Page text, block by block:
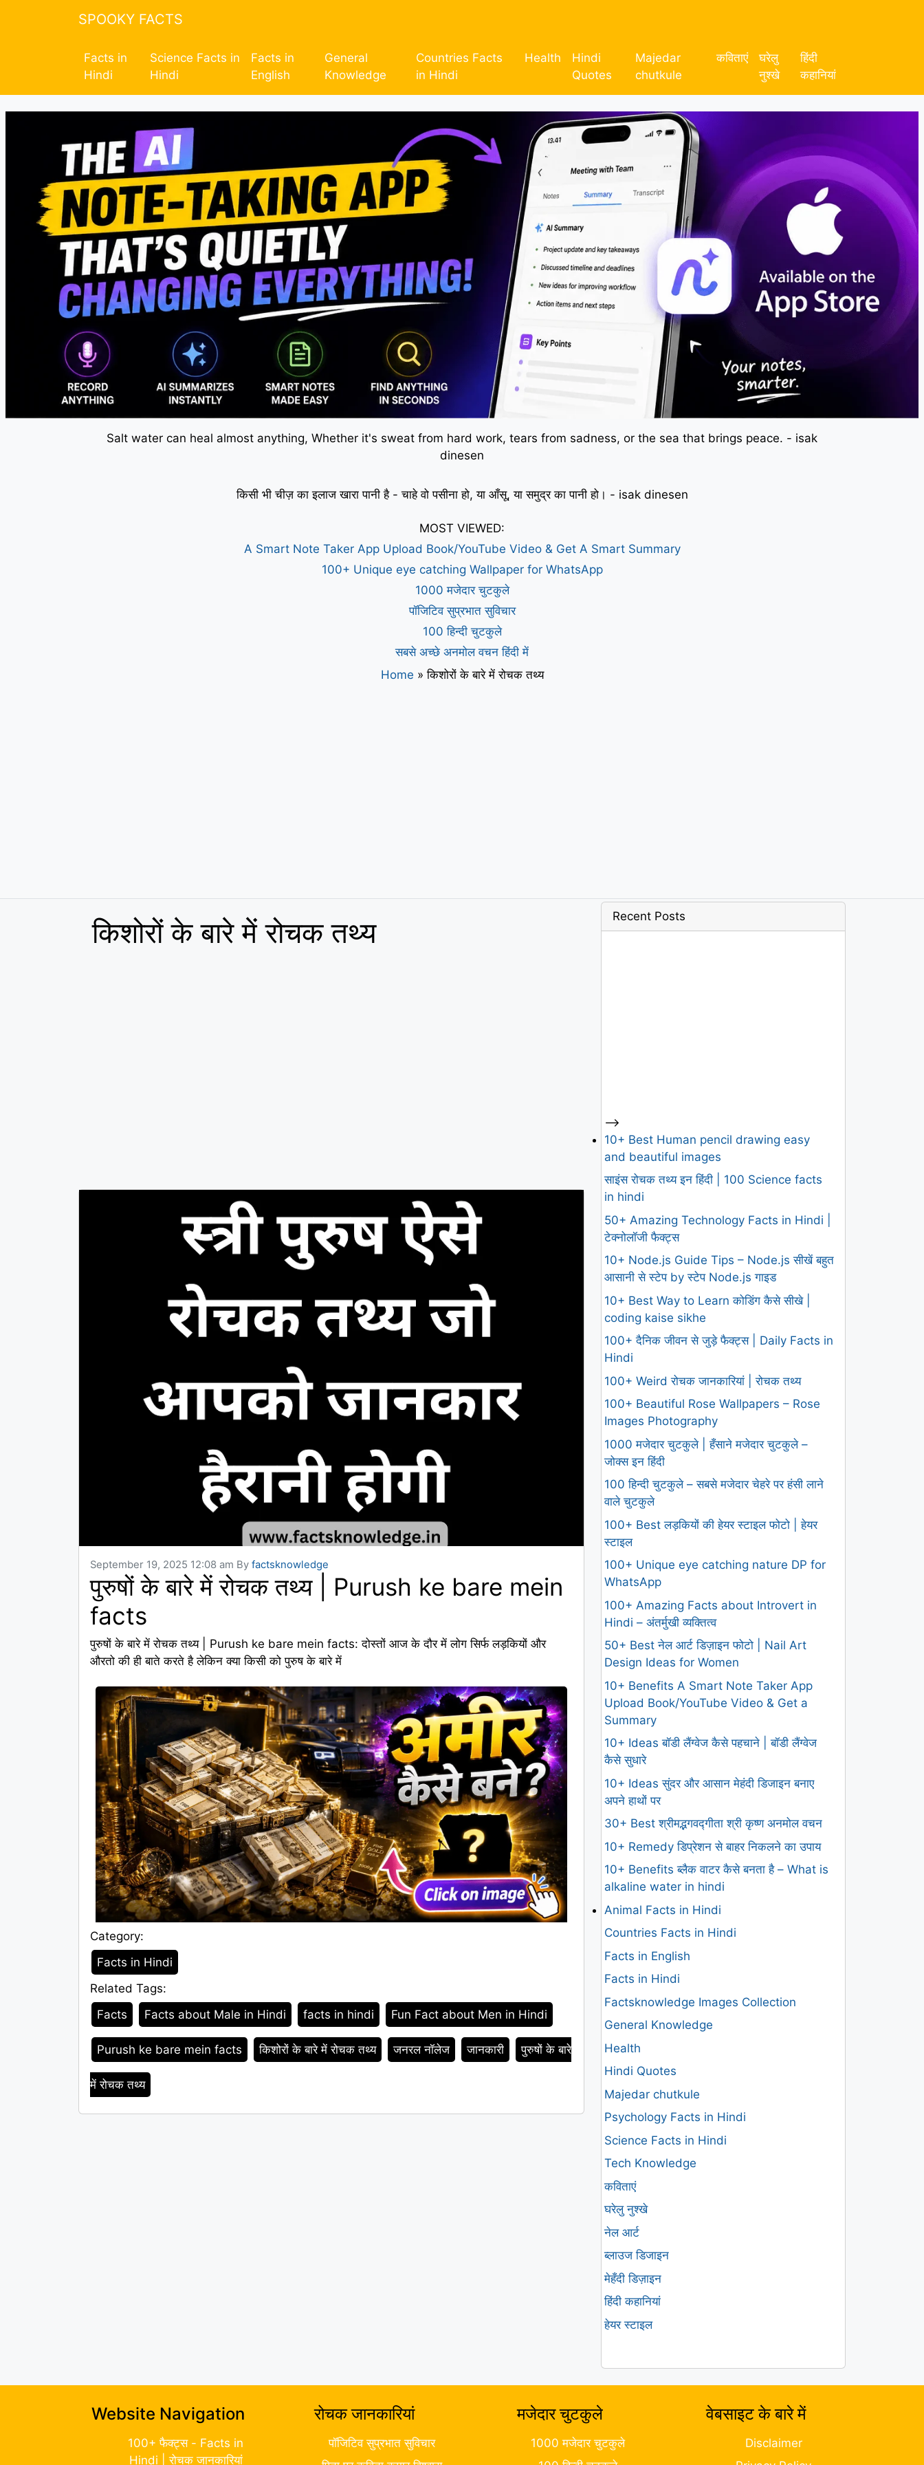
SPOOKY FACTS
Facts in
Hindi
Science Facts in
Hindi
Facts in
English
General
Knowledge
Countries Facts
in Hindi
Health
Hindi
Quotes
Majedar
chutkule
कविताएं
घरेलु
नुश्खे
हिंदी
कहानियां
Salt water can heal almost anything, Whether it's sweat from hard work, tears from sadness, or the sea that brings peace. - isak
dinesen
किसी भी चीज़ का इलाज खारा पानी है - चाहे वो पसीना हो, या आँसू, या समुद्र का पानी हो। - isak dinesen
MOST VIEWED:
A Smart Note Taker App Upload Book/YouTube Video & Get A Smart Summary
100+ Unique eye catching Wallpaper for WhatsApp
1000 मजेदार चुटकुले
पॉजिटिव सुप्रभात सुविचार
100 हिन्दी चुटकुले
सबसे अच्छे अनमोल वचन हिंदी में
Home »किशोरों के बारे में रोचक तथ्य
किशोरों के बारे में रोचक तथ्य
September 19, 2025 12:08 am By factsknowledge
पुरुषों के बारे में रोचक तथ्य | Purush ke bare mein
facts
पुरुषों के बारे में रोचक तथ्य | Purush ke bare mein facts: दोस्तों आज के दौर में लोग सिर्फ लड़कियों और
औरतो की ही बाते करते है लेकिन क्या किसी को पुरुष के बारे में
Category:
Category
Facts in Hindi
Related Tags:
Tags
Facts Facts about Male in Hindi facts in hindi Fun Fact about Men in Hindi
Purush ke bare mein facts किशोरों के बारे में रोचक तथ्य जनरल नॉलेज जानकारी पुरुषों के बारे
में रोचक तथ्य
Recent Posts
-->
10+ Best Human pencil drawing easy
and beautiful images
साइंस रोचक तथ्य इन हिंदी | 100 Science facts
in hindi
50+ Amazing Technology Facts in Hindi |
टेक्नोलॉजी फैक्ट्स
10+ Node.js Guide Tips – Node.js सीखें बहुत
आसानी से स्टेप by स्टेप Node.js गाइड
10+ Best Way to Learn कोडिंग कैसे सीखे |
coding kaise sikhe
100+ दैनिक जीवन से जुड़े फैक्ट्स | Daily Facts in
Hindi
100+ Weird रोचक जानकारियां | रोचक तथ्य
100+ Beautiful Rose Wallpapers – Rose
Images Photography
1000 मजेदार चुटकुले | हँसाने मजेदार चुटकुले –
जोक्स इन हिंदी
100 हिन्दी चुटकुले – सबसे मजेदार चेहरे पर हंसी लाने
वाले चुटकुले
100+ Best लड़कियों की हेयर स्टाइल फोटो | हेयर
स्टाइल
100+ Unique eye catching nature DP for
WhatsApp
100+ Amazing Facts about Introvert in
Hindi – अंतर्मुखी व्यक्तित्व
50+ Best नेल आर्ट डिज़ाइन फोटो | Nail Art
Design Ideas for Women
10+ Benefits A Smart Note Taker App
Upload Book/YouTube Video & Get a
Summary
10+ Ideas बॉडी लैंग्वेज कैसे पहचाने | बॉडी लैंग्वेज
कैसे सुधारे
10+ Ideas सुंदर और आसान मेहंदी डिजाइन बनाए
अपने हाथों पर
30+ Best श्रीमद्भगवद्गीता श्री कृष्ण अनमोल वचन
10+ Remedy डिप्रेशन से बाहर निकलने का उपाय
10+ Benefits ब्लैक वाटर कैसे बनता है – What is
alkaline water in hindi
Animal Facts in Hindi
Countries Facts in Hindi
Facts in English
Facts in Hindi
Factsknowledge Images Collection
General Knowledge
Health
Hindi Quotes
Majedar chutkule
Psychology Facts in Hindi
Science Facts in Hindi
Tech Knowledge
कविताएं
घरेलु नुश्खे
नेल आर्ट
ब्लाउज डिजाइन
मेहँदी डिज़ाइन
हिंदी कहानियां
हेयर स्टाइल
Website Navigation
100+ फैक्ट्स - Facts in
Hindi | रोचक जानकारियां
रोचक जानकारियां
पॉजिटिव सुप्रभात सुविचार
मजेदार चुटकुले
1000 मजेदार चुटकुले
वेबसाइट के बारे में
Disclaimer